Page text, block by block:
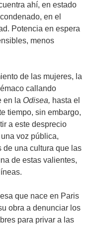
ahí, en estado
en el
Potencia en espera
menos
de las mujeres, la
callando
en la Odisea, hasta el
tiempo, sin embargo,
a este desprecio
voz pública,
de una cultura que las
de estas valientes,
que nace en Paris
obra a denunciar los
para privar a las